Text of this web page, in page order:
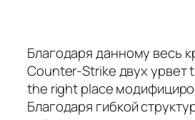
Благодаря данному весь
Counter-Strike двух урвет
the right place
Благодаря гибкой